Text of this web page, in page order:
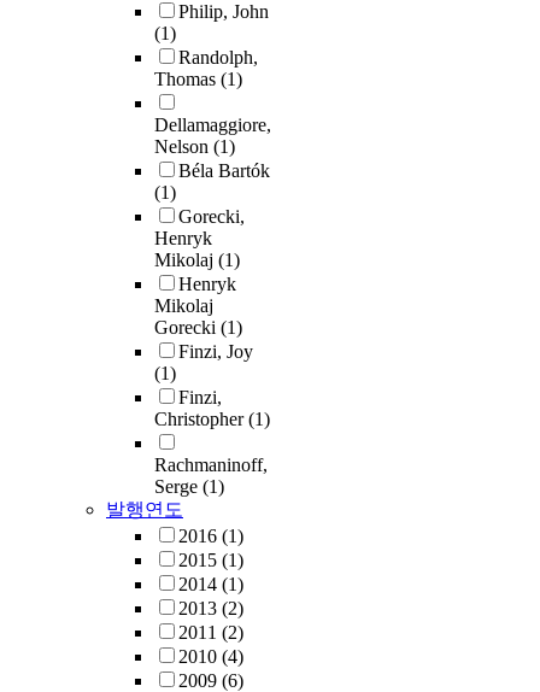
Philip, John
(1)
Randolph,
Thomas (1)
Dellamaggiore,
Nelson (1)
Béla Bartók
(1)
Gorecki,
Henryk
Mikolaj (1)
Henryk
Mikolaj
Gorecki (1)
Finzi, Joy
(1)
Finzi,
Christopher(1)
Rachmaninoff,
Serge (1)
발행연도
2016 (1)
2015 (1)
2014 (1)
2013 (2)
2011 (2)
2010 (4)
2009 (6)